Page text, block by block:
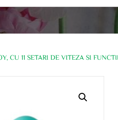
CU 11 SETARI DE VITEZA SI